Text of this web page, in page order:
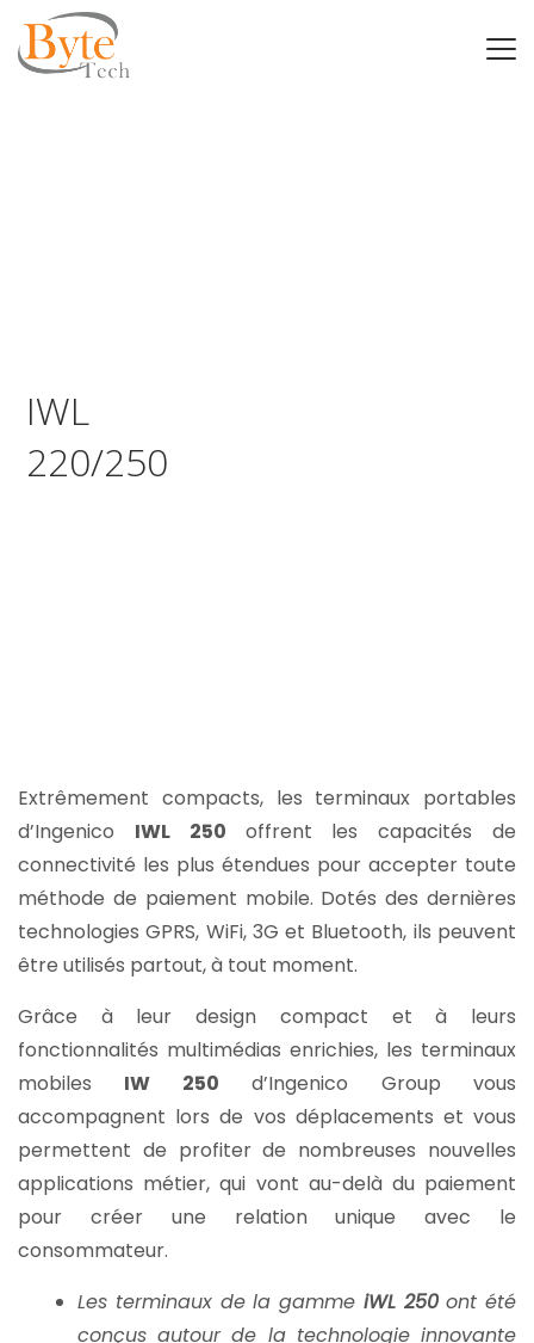
IWL
220/250
Extrêmement compacts, les terminaux portables
d’Ingenico IWL 250 offrent les capacités de
connectivité les plus étendues pour accepter toute
méthode de paiement mobile. Dotés des dernières
technologies GPRS, WiFi, 3G et Bluetooth, ils peuvent
être utilisés partout, à tout moment.
Grâce à leur design compact et à leurs
fonctionnalités multimédias enrichies, les terminaux
mobiles IW 250 d’Ingenico Group vous
accompagnent lors de vos déplacements et vous
permettent de profiter de nombreuses nouvelles
applications métier, qui vont au-delà du paiement
pour créer une relation unique avec le
consommateur.
Les terminaux de la gamme iWL 250ont été
conçus autour de la technologie innovante